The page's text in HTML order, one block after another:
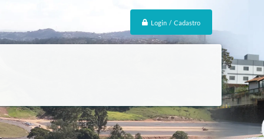
Login / Cadastro